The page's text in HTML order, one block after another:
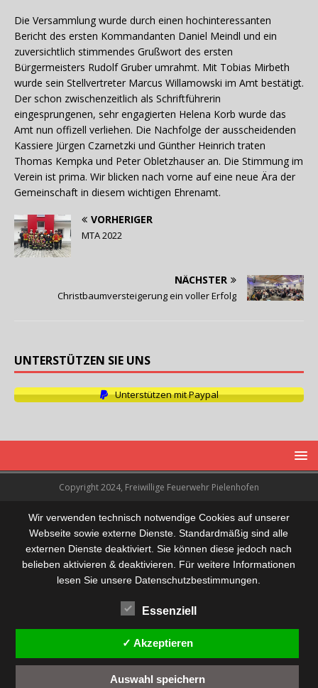
Die Versammlung wurde durch einen hochinteressanten
Bericht des ersten Kommandanten Daniel Meindl und ein
zuversichtlich stimmendes Grußwort des ersten
Bürgermeisters Rudolf Gruber umrahmt. Mit Tobias Mirbeth
wurde sein Stellvertreter Marcus Willamowski im Amt bestätigt.
Der schon zwischenzeitlich als Schriftführerin
eingesprungenen, sehr engagierten Helena Korb wurde das
Amt nun offizell verliehen. Die Nachfolge der ausscheidenden
Kassiere Jürgen Czarnetzki und Günther Heinrich traten
Thomas Kempka und Peter Obletzhauser an. Die Stimmung im
Verein ist prima. Wir blicken nach vorne auf eine neue Ära der
Gemeinschaft in diesem wichtigen Ehrenamt.
VORHERIGER
MTA 2022
NÄCHSTER
Christbaumversteigerung ein voller Erfolg
UNTERSTÜTZEN SIE UNS
Unterstützen mit Paypal
Copyright 2024, Freiwillige Feuerwehr Pielenhofen
Wir verwenden technisch notwendige Cookies auf unserer
Webseite sowie externe Dienste. Standardmäßig sind alle
externen Dienste deaktiviert. Sie können diese jedoch nach
belieben aktivieren & deaktivieren. Für weitere Informationen
lesen Sie unsere Datenschutzbestimmungen.
Essenziell
✓ Akzeptieren
Auswahl speichern